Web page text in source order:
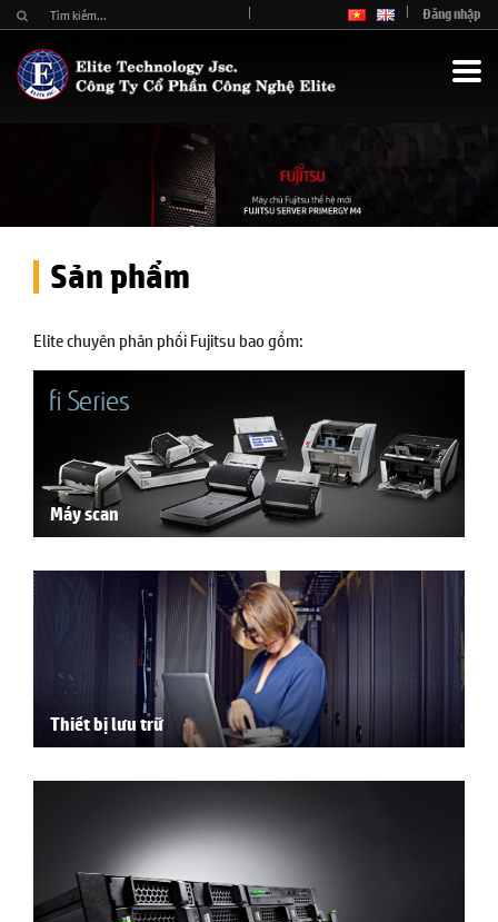
Đăng nhập
Sản phẩm
Elite chuyên phân phối Fujitsu bao gồm:
Máy scan
Thiết bị lưu trữ